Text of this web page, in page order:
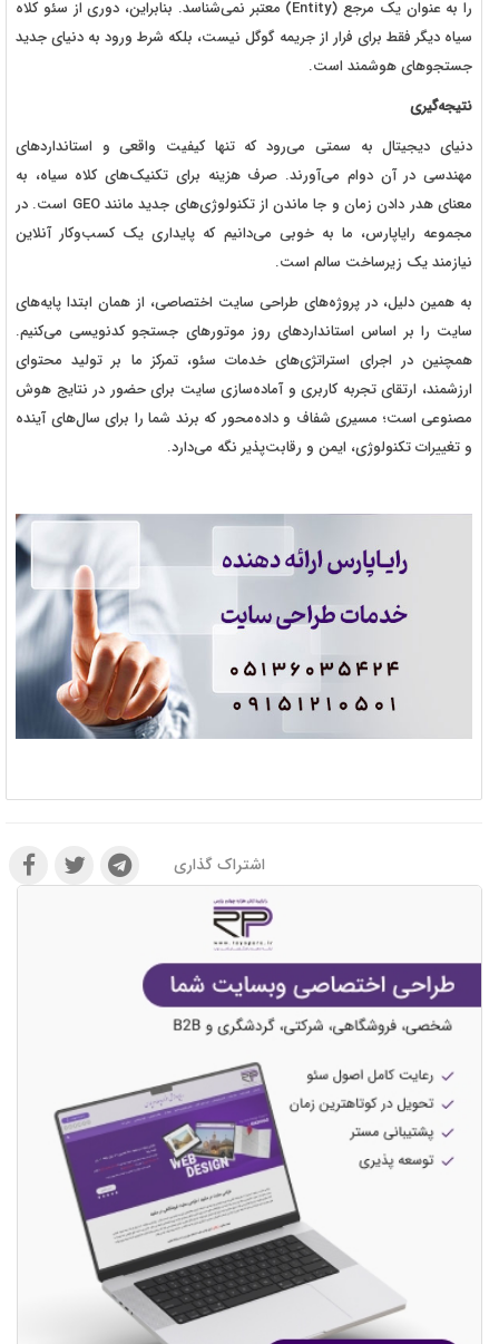
را به عنوان یک مرجع (Entity) معتبر نمی‌شناسد. بنابراین، دوری از سئو کلاه
سیاه دیگر فقط برای فرار از جریمه گوگل نیست، بلکه شرط ورود به دنیای جدید
جستجوهای هوشمند است.
نتیجه‌گیری
دنیای دیجیتال به سمتی می‌رود که تنها کیفیت واقعی و استانداردهای
مهندسی در آن دوام می‌آورند. صرف هزینه برای تکنیک‌های کلاه سیاه، به
معنای هدر دادن زمان و جا ماندن از تکنولوژی‌های جدید مانند GEO است. در
مجموعه رایاپارس، ما به خوبی می‌دانیم که پایداری یک کسب‌وکار آنلاین
نیازمند یک زیرساخت سالم است.
به همین دلیل، در پروژه‌های طراحی سایت اختصاصی، از همان ابتدا پایه‌های
سایت را بر اساس استانداردهای روز موتورهای جستجو کدنویسی می‌کنیم.
همچنین در اجرای استراتژی‌های خدمات سئو، تمرکز ما بر تولید محتوای
ارزشمند، ارتقای تجربه کاربری و آماده‌سازی سایت برای حضور در نتایج هوش
مصنوعی است؛ مسیری شفاف و داده‌محور که برند شما را برای سال‌های آینده
و تغییرات تکنولوژی، ایمن و رقابت‌پذیر نگه می‌دارد.
اشتراک گذاری